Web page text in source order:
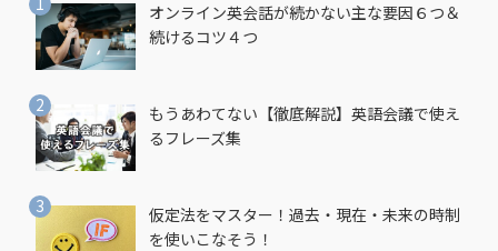
オンライン英会話が続かない主な要因６つ＆
続けるコツ４つ
もうあわてない【徹底解説】英語会議で使え
るフレーズ集
仮定法をマスター！過去・現在・未来の時制
を使いこなそう！